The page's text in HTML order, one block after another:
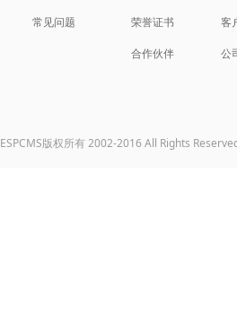
常见问题 荣誉证书 客
合作伙伴 公
ESPCMS版权所有 2002-2016 All Rights